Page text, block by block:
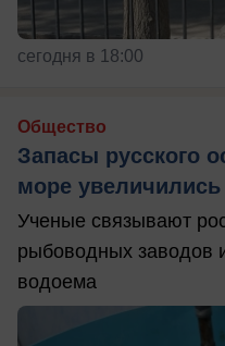
сегодня в 18:00
Общество
Запасы русского
море увеличились
Ученые связывают
рыбоводных заводов
водоема